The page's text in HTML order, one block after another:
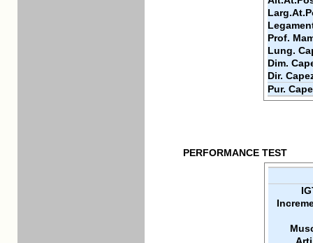
Prof.
Lung.
Dim.
Dir.
Pur.
PERFORMANCE TEST